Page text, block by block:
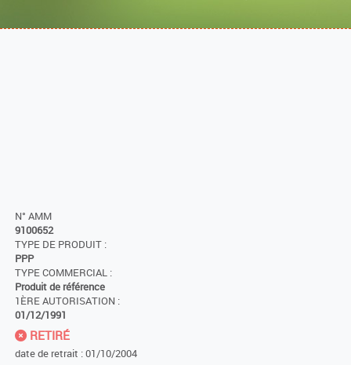
N° AMM
9100652
TYPE DE PRODUIT :
PPP
TYPE COMMERCIAL :
Produit de référence
1ÈRE AUTORISATION :
01/12/1991
RETIRÉ
date de retrait : 01/10/2004